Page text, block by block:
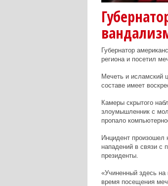
Губернатор
региона и посетил
Мечеть и исламский
составе имеет
Камеры скрытого
злоумышленник с
пропало
Инцидент произошел
нападений в связи с
президенты.
«Учиненный здесь на
время посещения